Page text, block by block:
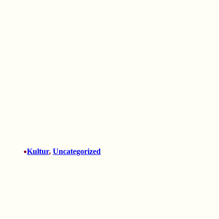
•Kultur, Uncategorized